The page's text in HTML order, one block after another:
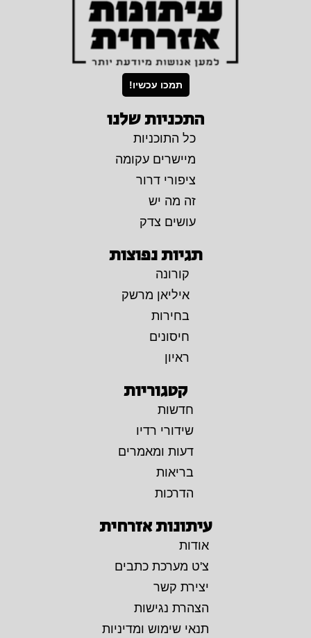
תמכו עכשיו!
התכניות שלנו
כל התוכניות
מיישרים עקומה
ציפורי דרור
זה מה יש
עושים צדק
תגיות נפוצות
קורונה
איליאן מרשק
בחירות
חיסונים
ראיון
קטגוריות
חדשות
שידורי רדיו
דעות ומאמרים
בריאות
הדרכות
עיתונות אזרחית
אודות
צ'ט מערכת כתבים
יצירת קשר
הצהרת נגישות
תנאי שימוש ומדיניות